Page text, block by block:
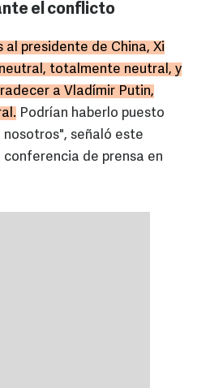
el conflicto
al presidente de China, Xi
totalmente neutral, y
a Vladímir Putin,
Podrían haberlo puesto
señaló este
de prensa en